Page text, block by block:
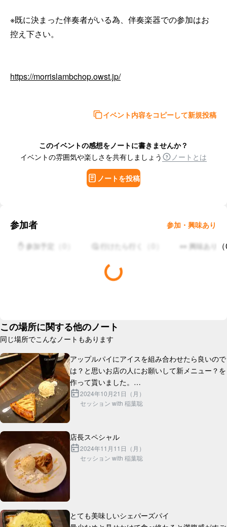
※既に決まった伴奏者がいる為、伴奏楽器での参加はお
控え下さい。
https://morrislambchop.owst.jp/
イベント内容をコピーして新規投稿
このイベントの感想をノートに書きませんか？
イベントの雰囲気や楽しさを共有しましょう
ノートとは
ノートを投稿
参加者 参加・興味あり
✋ 参加予定 🤔 行けたら行く 👀 興味あり （
この場所に関する他のノート
同じ場所でこんなノートもあります
アップルパイにアイスを組み合わせたら良いので
は？と思いお店の人にお願いして新メニュー？を
作って貰いました。
ギネスと合わせて丁度2000円です。
2024年10月21日（月）
セッション with 稲葉聡
2024年11月11日（月）
セッション with 稲葉聡
とても美味しいシェパーズパイ